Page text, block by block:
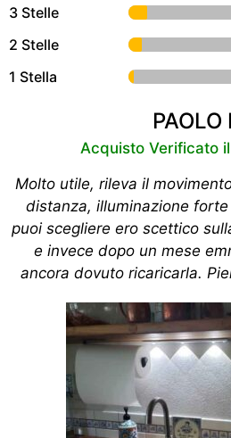
3 Stelle
2 Stelle
1 Stella
PAOLO
Acquisto Verificato
Molto utile, rileva il
distanza, illuminazione
puoi scegliere ero scettico
e invece dopo un mese
ancora dovuto ricaricarla.